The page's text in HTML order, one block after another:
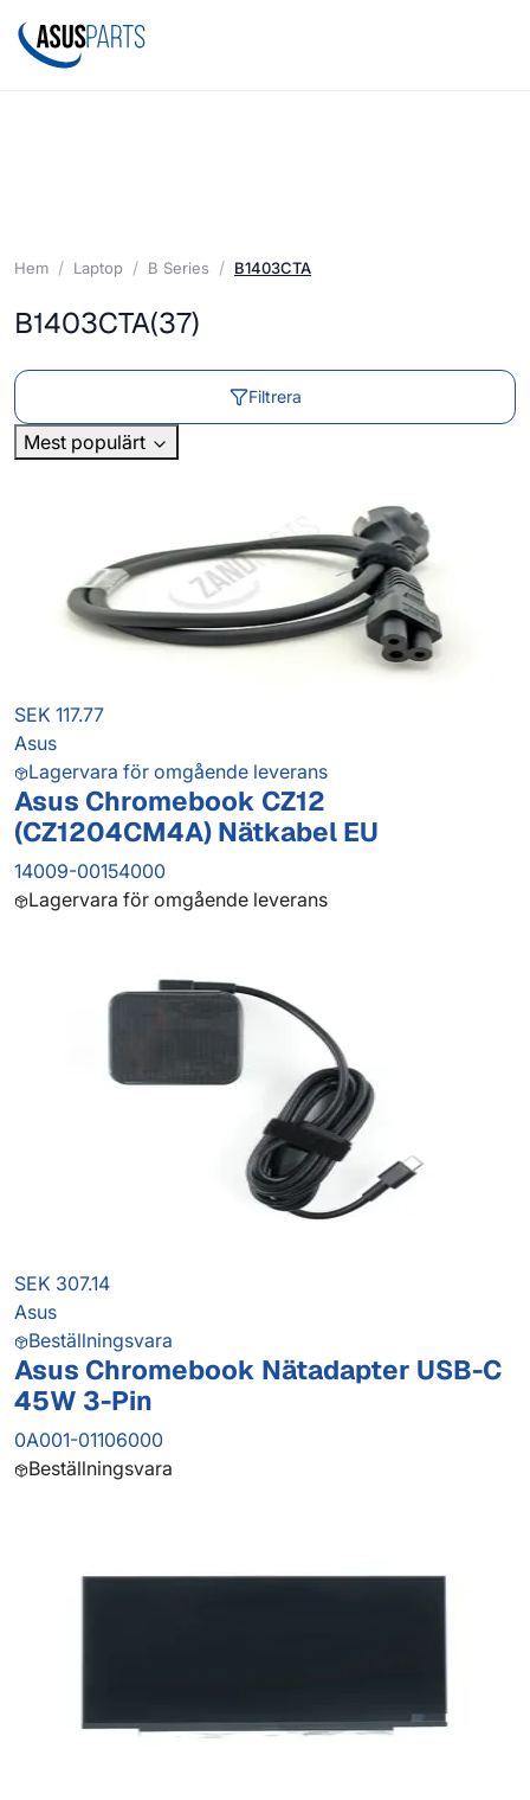
Hem Laptop B Series B1403CTA
B1403CTA(37)
Filtrera
Mest populärt
SEK 117.77
Asus
Lagervara för omgående leverans
Asus Chromebook CZ12
(CZ1204CM4A) Nätkabel EU
14009-00154000
Lagervara för omgående leverans
SEK 307.14
Asus
Beställningsvara
Asus Chromebook Nätadapter USB-C
45W 3-Pin
0A001-01106000
Beställningsvara